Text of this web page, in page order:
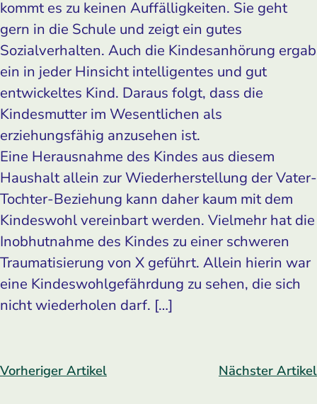
kommt es zu keinen Auffälligkeiten. Sie geht
gern in die Schule und zeigt ein gutes
Sozialverhalten. Auch die Kindesanhörung ergab
ein in jeder Hinsicht intelligentes und gut
entwickeltes Kind. Daraus folgt, dass die
Kindesmutter im Wesentlichen als
erziehungsfähig anzusehen ist.
Eine Herausnahme des Kindes aus diesem
Haushalt allein zur Wiederherstellung der Vater-
Tochter-Beziehung kann daher kaum mit dem
Kindeswohl vereinbart werden. Vielmehr hat die
Inobhutnahme des Kindes zu einer schweren
Traumatisierung von X geführt. Allein hierin war
eine Kindeswohlgefährdung zu sehen, die sich
nicht wiederholen darf. […]
Vorheriger Artikel Nächster Artikel